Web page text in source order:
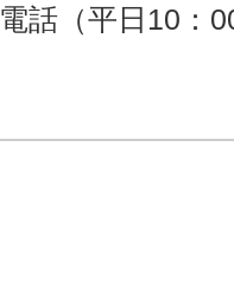
電話（平日10：